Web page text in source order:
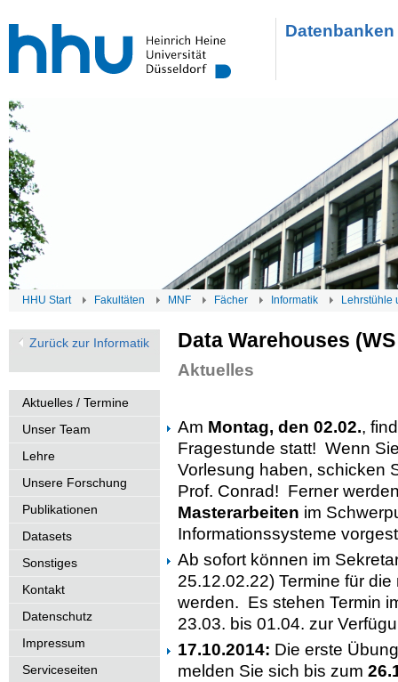
HHU Start Fakultäten MNF Fächer Informatik Lehrstühle
Zurück zur Informatik
Aktuelles / Termine
Unser Team
Lehre
Unsere Forschung
Publikationen
Datasets
Sonstiges
Kontakt
Datenschutz
Impressum
Serviceseiten
Data Warehouses
Aktuelles
Am Montag, den 02.02.,
Fragestunde statt! Wenn
Vorlesung haben, schicken
Prof. Conrad! Ferner
Masterarbeiten im
Informationssysteme
Ab sofort können im
25.12.02.22) Termine für
werden. Es stehen Termin
23.03. bis 01.04. zur
17.10.2014: Die erste
melden Sie sich bis zum